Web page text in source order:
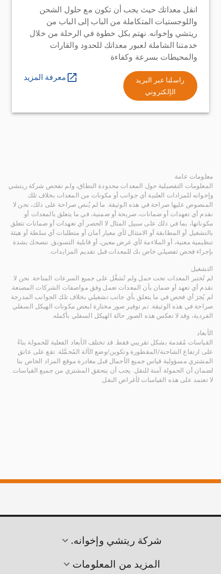
انقل معداتك حيث يجب أن تكون مع حلول الشحن
واللوجستيات المتكاملة من الباب إلى الباب من
ريتشي وإخوانه. نهتم بكل خطوة في الرحلة من خلال
خدمتنا الشاملة لعبور معداتك للحدود والقارات
والمحيطات بسرعة وكفاءة
راسلنا عبر البريد
الإلكتروني
معرفة المزيد
معلومات عامة
المعلومات التفصيلية حول المعدات محدودة النطاق، ولم تفحص شركة ريتشي
وإخوانه للمزادات العلنية أي جوانب أو مكونات من المعدات بخلاف تلك
المنصوص عليها صراحة في هذه الوثيقة. ما لم يُنص صراحة على ذلك، نحن لا
نقدم أي تعهدات أو ضمانات، صريحة أو ضمنية، في ما يتعلق بالمعدات أو
مكوناتها، بما في ذلك على سبيل المثال لا الحصر أي تعهدات أو ضمانات تتعلق
بالتشغيل أو المطابقة أو الامتثال لأي معيار أمان أو متطلبات أي سلطة أو هيئة
تنظيمية معنية، أو الملاءمة لأي غرض معين، أو قابلية التسويق. ننصحك بشدة
بإجراء فحص تفصيلي خاص بك للمعدات قبل تقديم المزايدات.
التشغيل
لم تُختبر المعدات تحت حمل ولم تُشغَّل على جميع السرعات المتاحة. نحن لا
نقدم أي تعهد أو ضمان بأن المعدات تعمل وفق مواصفات الشركات المصنعة.
لم يُجرَ أي فحص في ما يتعلق بأي جانب تشغيلي بخلاف تلك الجوانب المدرجة
صراحة في هذه الوثيقة. تم توفير صور مختارة لبعض مكونات الهيكل السفلي
الفردية، وقد لا تعكس هذه الصور حالة الهيكل السفلي بأكمله.
الأبعاد
القياسات مُقدمة بشكل تقريبي فقط. قد تختلف الأبعاد الفعلية للحمولة بناءً
على ارتفاع الشاحنة/المقطورة وتكوين/وضع الآلة المُحمَّلة. تقع على عاتق
المشتري مسؤولية قياس جميع الأحمال قبل مغادرة موقع المزاد الخاص بنا
لضمان أن الحمولة آمنة للنقل. يجب أن يتحقق المشتري من جميع القياسات.
لا تعتمد على هذه القياسات لأغراض النقل.
شركة ريتشي وإخوانه.
المزيد من المعلومات